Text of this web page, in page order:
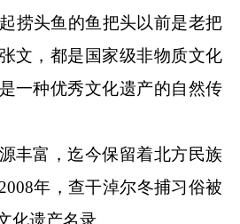
捞头鱼的鱼把头以前是老把
文，都是国家级非物质文化
一种优秀文化遗产的自然传
富，迄今保留着北方民族
年，查干淖尔冬捕习俗被
化遗产名录。